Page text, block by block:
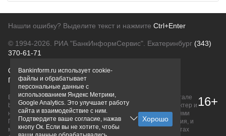
Нашли ошибку? Выделите текст и нажмите Ctrl+Enter
© 1994-2026. РИА "БанкИнформСервис". Екатеринбург (343)
370-61-71
О проектеПолитика конфиденциальности
Правовая информацияДля рекламодателей
Вся информация о продуктах банков, размещенная на портале
bankinform.ru, носит исключительно ознакомительный характер и
не является публичной офертой, определяемой положениями
ГК РФ. Информация не содержит точного и полного описания, и
может быть изменена. Конечные условия уточняйте на сайтах
16+
Bankinform.ru использует cookie-
файлы и обрабатывает
персональные данные с
использованием Яндекс Метрики,
Google Analytics. Это улучшает работу
сайта и взаимодействие с ним.
Подтвердите ваше согласие, нажав
кнопу Ок. Если вы не хотите, чтобы